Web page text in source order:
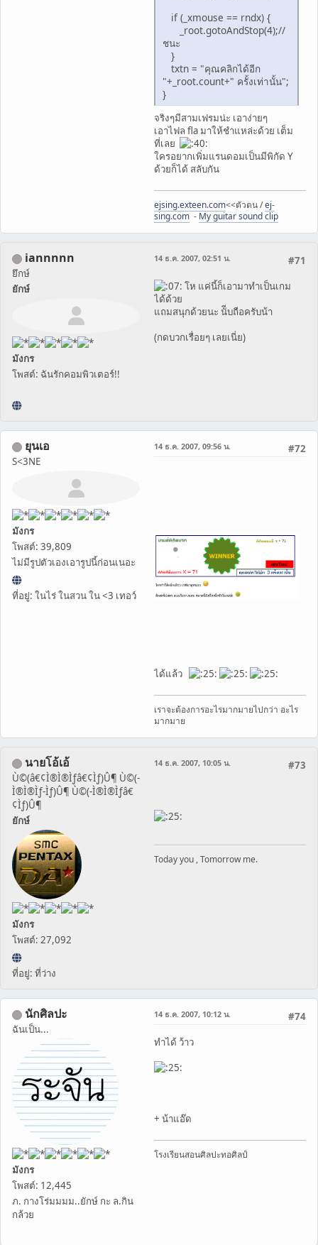
if (_xmouse == rndx) {
_root.gotoAndStop(4);//
ชนะ
}
txtn = "คุณคลิกได้อีก
"+_root.count+" ครั้งเท่านั้น";
}
จริงๆมีสามเฟรมน่ะ เอาง่ายๆ
เอาไฟล fla มาให้ชำแหล่ะด้วย เต็ม
ที่เลย
ใครอยากเพิ่มแรนดอมเป็นมีพิกัด Y
ด้วยก็ได้ สลับกัน
ejsing.exteen.com<<ตัวตน /ej-
sing.com - My guitar sound clip
iannnnn
ยึกษ์
ยักษ์
มังกร
โพสต์: ฉันรักคอมพิวเตอร์!!
#71
14 ธ.ค. 2007, 02:51 น.
โห แค่นี้ก็เอามาทำเป็นเกม
ได้ด้วย
แถมสนุกด้วยนะ นัีบถือครับน้า
(กดบวกเรื่อยๆ เลยเนี่ย)
ยุนเอ
S<3NE
มังกร
โพสต์: 39,809
ไม่มีรูปตัวเองเอารูปนี้ก่อนเนอะ
ที่อยู่: ในไร่ ในสวน ใน <3 เทอว์
#72
14 ธ.ค. 2007, 09:56 น.
ได้แล้ว
เราจะต้องการอะไรมากมายไปกว่า อะไร
มากมาย
นายโอ้เอ้
Ù©(â€¢Ì®Ì®Ìƒâ€¢Ìƒ)Û¶ Ù©(-
Ì®Ì®Ìƒ-Ìƒ)Û¶ Ù©(-Ì®Ì®Ìƒâ€
¢Ìƒ)Û¶
ยักษ์
มังกร
โพสต์: 27,092
ที่อยู่: ที่ว่าง
#73
14 ธ.ค. 2007, 10:05 น.
Today you , Tomorrow me.
นักศิลปะ
ฉันเป็น...
มังกร
โพสต์: 12,445
ภ. กางโร่มมมม..ยักษ์ กะ ล.กิน
กล้วย
#74
14 ธ.ค. 2007, 10:12 น.
ทำได้ ว้าว
+ น้าแอ๊ด
โรงเรียนสอนศิลปะทอศิลป์